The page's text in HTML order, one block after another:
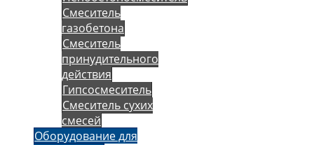
Смеситель
газобетона
Смеситель
принудительного
действия
Гипсосмеситель
Смеситель сухих
смесей
Оборудование для